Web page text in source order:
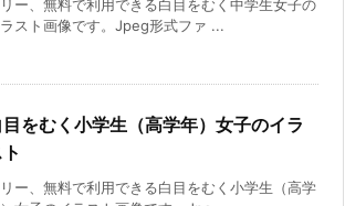
ー、無料で利用できる白目をむく中学生女子の
スト画像です。Jpeg形式ファ ...
目をむく小学生（高学年）女子のイラ
ー、無料で利用できる白目をむく小学生（高学